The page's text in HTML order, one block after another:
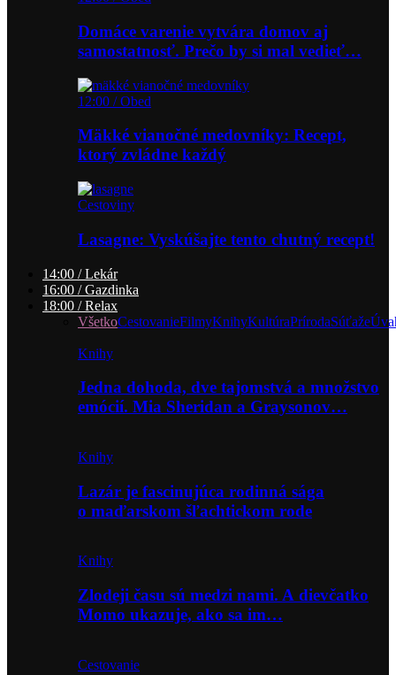
Domáce varenie vytvára domov aj
samostatnosť. Prečo by si mal vedieť…
12:00 / Obed
Mäkké vianočné medovníky: Recept,
ktorý zvládne každý
Cestoviny
Lasagne: Vyskúšajte tento chutný recept!
14:00 / Lekár
16:00 / Gazdinka
18:00 / Relax
VšetkoCestovanieFilmyKnihyKultúraPrírodaSúťaže
Knihy
Jedna dohoda, dve tajomstvá a množstvo
emócií. Mia Sheridan a Graysonov…
Knihy
Lazár je fascinujúca rodinná sága
o maďarskom šľachtickom rode
Knihy
Zlodeji času sú medzi nami. A dievčatko
Momo ukazuje, ako sa im…
Cestovanie